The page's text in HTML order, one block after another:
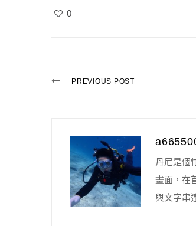
0
PREVIOUS POST
丹尼是個
畫面，在
與文字串